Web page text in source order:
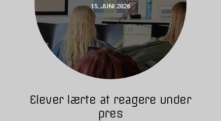
15. JUNI 2026
Elever lærte at reagere under
pres